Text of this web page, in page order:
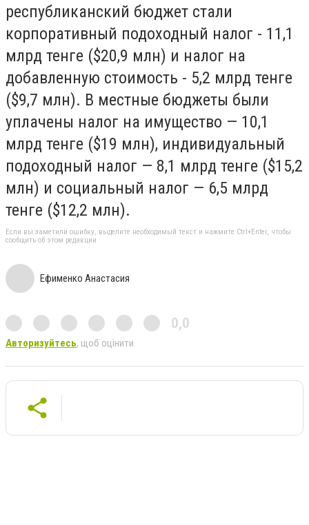
республиканский бюджет стали
корпоративный подоходный налог - 11,1
млрд тенге ($20,9 млн) и налог на
добавленную стоимость - 5,2 млрд тенге
($9,7 млн). В местные бюджеты были
уплачены налог на имущество — 10,1
млрд тенге ($19 млн), индивидуальный
подоходный налог — 8,1 млрд тенге ($15,2
млн) и социальный налог — 6,5 млрд
тенге ($12,2 млн).
Если вы заметили ошибку, выделите необходимый текст и нажмите Ctrl+Enter, чтобы
сообщить об этом редакции
Ефименко Анастасия
0,0
Авторизуйтесь, щоб оцінити